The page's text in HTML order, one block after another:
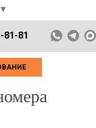
▼
81-81